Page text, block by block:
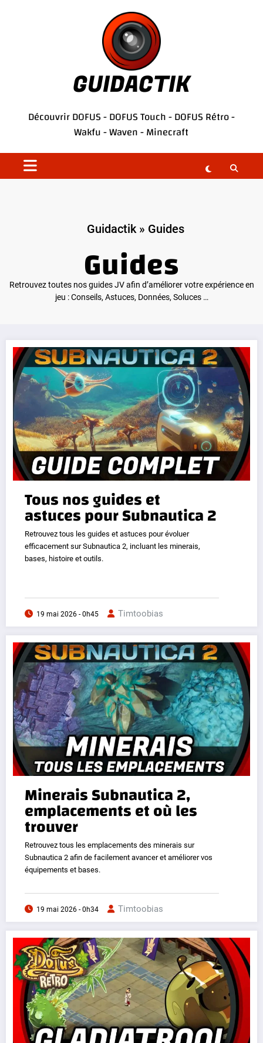
GUIDACTIK
DécouvrirDOFUS-DOFUS Touch-DOFUS Rétro-
Wakfu-Waven-Minecraft
Guidactik» Guides
Guides
Retrouvez toutes nos guides JV afin d’améliorer votre expérience en
jeu : Conseils, Astuces, Données, Soluces …
Tous nos guides et
astuces pour Subnautica 2
Retrouvez tous les guides et astuces pour évoluer
efficacement sur Subnautica 2, incluant les minerais,
bases, histoire et outils.
19 mai 2026 - 0h45 Timtoobias
Minerais Subnautica 2,
emplacements et où les
trouver
Retrouvez tous les emplacements des minerais sur
Subnautica 2 afin de facilement avancer et améliorer vos
équipements et bases.
19 mai 2026 - 0h34 Timtoobias